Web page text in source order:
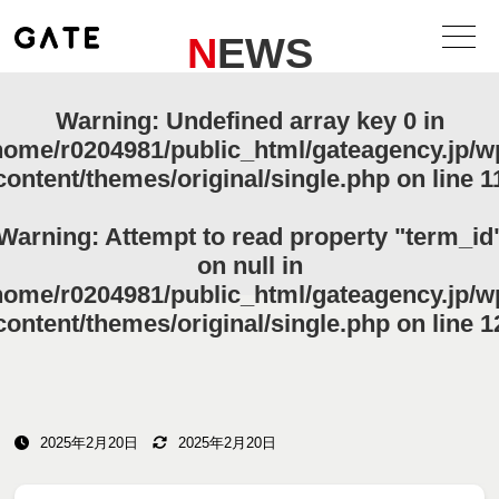
NEWS
Warning: Undefined array key 0 in
r0204981/public_html/gateagency.jp/
themes/original/single.php on line
: Attempt to read property
on null in
r0204981/public_html/gateagency.jp/
themes/original/single.phpon line
2025年2月20日 2025年2月20日